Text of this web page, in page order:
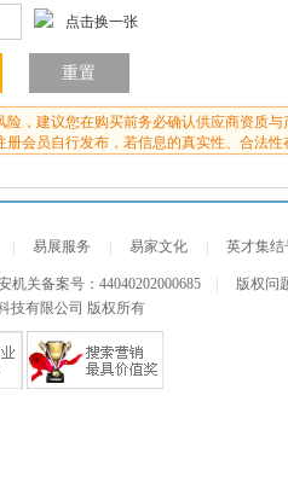
点击换一张
，建议您在购买前务必确认供应商资质与
会员自行发布，若信息的真实性、合法性
易展服务 易家文化 英才集结
机关备案号： 44040202000685
版权问
技有限公司 版权所有